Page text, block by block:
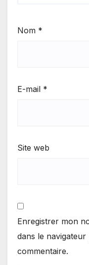
Nom *
E-mail *
Site web
Enregistrer mon
dans le
commentaire.